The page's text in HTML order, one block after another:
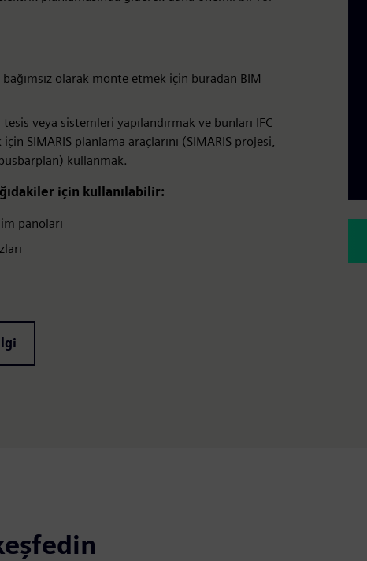
olarak monte etmek için buradan BIM
veya sistemleri yapılandırmak ve bunları IFC
SIMARIS planlama araçlarını (SIMARIS projesi,
kullanmak.
için kullanılabilir:
panoları